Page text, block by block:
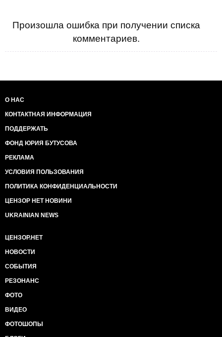
Произошла ошибка при получении списка
комментариев.
О НАС
КОНТАКТНАЯ ИНФОРМАЦИЯ
ПОДДЕРЖАТЬ
ФОНД ЮРИЯ БУТУСОВА
РЕКЛАМА
УСЛОВИЯ ПОЛЬЗОВАНИЯ
ПОЛИТИКА КОНФИДЕНЦИАЛЬНОСТИ
ЦЕНЗОР НЕТ НОВИНИ
UKRAINIAN NEWS
ЦЕНЗОР.НЕТ
НОВОСТИ
СОБЫТИЯ
РЕЗОНАНС
ФОТО
ВИДЕО
ФОТОШОПЫ